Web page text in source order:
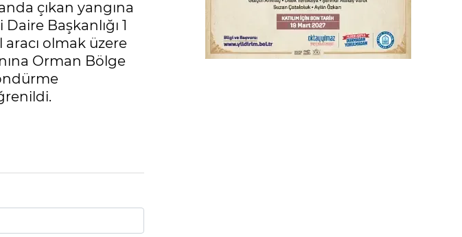
çıkan yangına
Başkanlığı 1
aracı olmak üzere
Orman Bölge
kahkaha dolu gece
Bursa'da binlerce kişi meteor yağmuru
için bir araya geldi